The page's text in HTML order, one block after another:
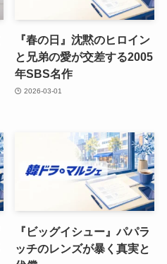
『春の日』沈黙のヒロイン
と兄弟の愛が交差する2005
年SBS名作
2026-03-01
『ビッグイシュー』パパラ
ッチのレンズが暴く真実と